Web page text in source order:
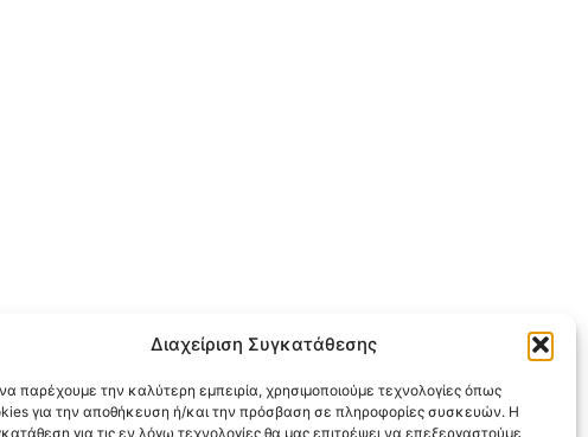
Διαχείριση Συγκατάθεσης
να παρέχουμε την καλύτερη εμπειρία, χρησιμοποιούμε τεχνολογίες όπως
για την αποθήκευση ή/και την πρόσβαση σε πληροφορίες συσκευών. Η
για τις εν λόγω τεχνολογίες θα μας επιτρέψει να επεξεργαστούμε